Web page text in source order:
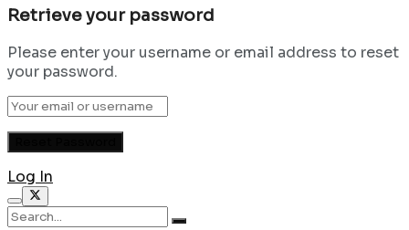
Retrieve your password
Please enter your username or email address to reset
your password.
Log In